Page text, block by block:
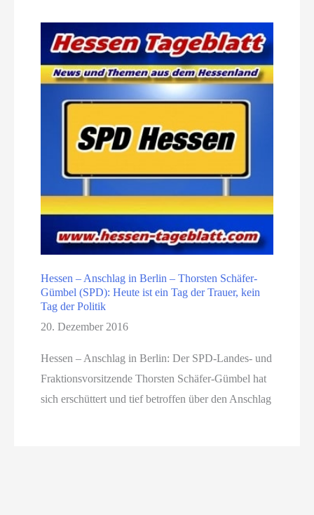
Hessen – Anschlag in Berlin – Thorsten Schäfer-
Gümbel (SPD): Heute ist ein Tag der Trauer, kein
Tag der Politik
20. Dezember 2016
Hessen – Anschlag in Berlin: Der SPD-Landes- und
Fraktionsvorsitzende Thorsten Schäfer-Gümbel hat
sich erschüttert und tief betroffen über den Anschlag